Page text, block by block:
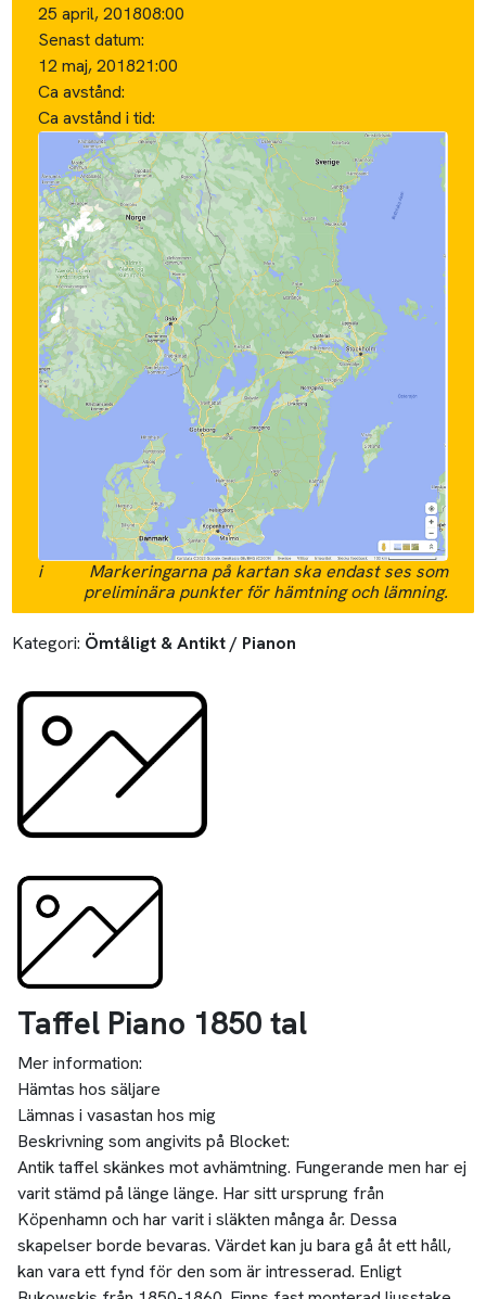
25 april, 201808:00
Senast datum:
12 maj, 201821:00
Ca avstånd:
Ca avstånd i tid:
i
Markeringarna på kartan ska endast ses som
preliminära punkter för hämtning och lämning.
Kategori: Ömtåligt & Antikt / Pianon
Taffel Piano 1850 tal
Mer information:
Hämtas hos säljare
Lämnas i vasastan hos mig
Beskrivning som angivits på Blocket:
Antik taffel skänkes mot avhämtning. Fungerande men har ej
varit stämd på länge länge. Har sitt ursprung från
Köpenhamn och har varit i släkten många år. Dessa
skapelser borde bevaras. Värdet kan ju bara gå åt ett håll,
kan vara ett fynd för den som är intresserad. Enligt